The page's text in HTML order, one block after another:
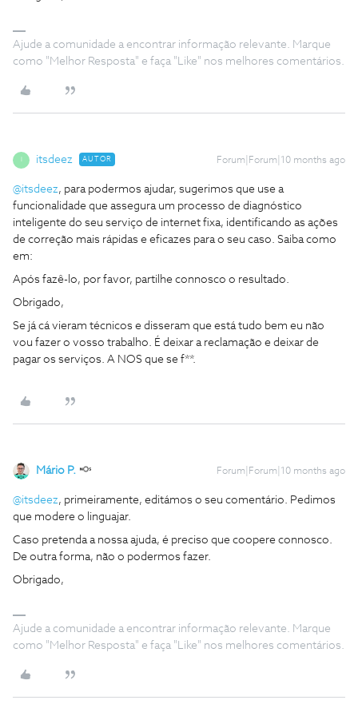
Ajude a comunidade a encontrar informação relevante. Marque
como "Melhor Resposta" e faça "Like" nos melhores comentários.
itsdeez AUTOR Forum|Forum|10 months ago
@itsdeez, para podermos ajudar, sugerimos que use a
funcionalidade que assegura um processo de diagnóstico
inteligente do seu serviço de internet fixa, identificando as ações
de correção mais rápidas e eficazes para o seu caso. Saiba como
em:
Após fazê-lo, por favor, partilhe connosco o resultado.
Obrigado,
Se já cá vieram técnicos e disseram que está tudo bem eu não
vou fazer o vosso trabalho. É deixar a reclamação e deixar de
pagar os serviços. A NOS que se f**.
Mário P. Forum|Forum|10 months ago
@itsdeez, primeiramente, editámos o seu comentário. Pedimos
que modere o linguajar.
Caso pretenda a nossa ajuda, é preciso que coopere connosco.
De outra forma, não o podermos fazer.
Obrigado,
Ajude a comunidade a encontrar informação relevante. Marque
como "Melhor Resposta" e faça "Like" nos melhores comentários.